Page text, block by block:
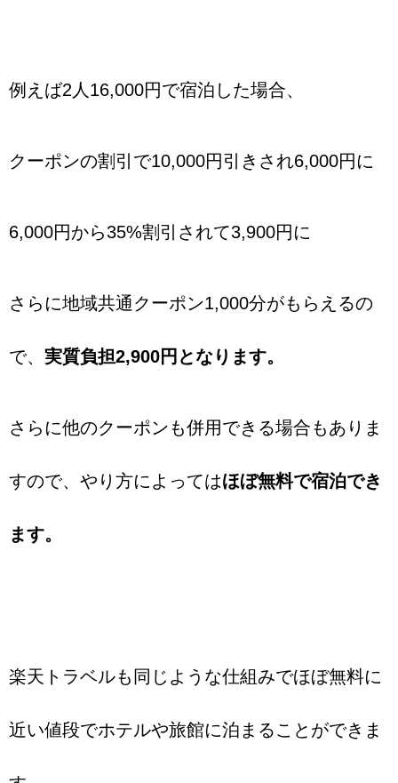
例えば2人16,000円で宿泊した場合、
クーポンの割引で10,000円引きされ6,000円に
6,000円から35%割引されて3,900円に
さらに地域共通クーポン1,000分がもらえるの
で、 実質負担2,900円となります。
さらに他のクーポンも併用できる場合もありま
すので、やり方によってはほぼ無料で宿泊でき
ます。
楽天トラベルも同じような仕組みでほぼ無料に
近い値段でホテルや旅館に泊まることができま